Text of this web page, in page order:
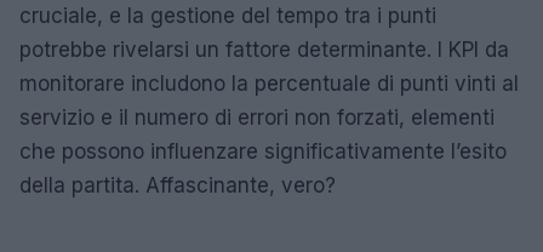
cruciale, e la gestione del tempo tra i punti
potrebbe rivelarsi un fattore determinante. I KPI da
monitorare includono la percentuale di punti vinti al
servizio e il numero di errori non forzati, elementi
che possono influenzare significativamente l’esito
della partita. Affascinante, vero?